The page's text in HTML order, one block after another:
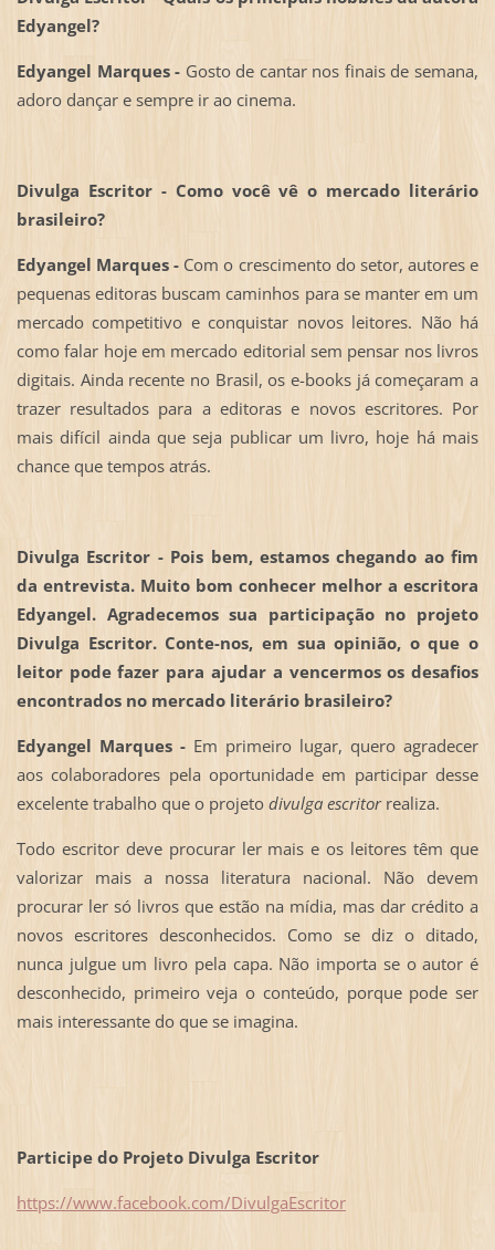
Edyangel?
Edyangel Marques - Gosto de cantar nos finais de semana,
adoro dançar e sempre ir ao cinema.
Divulga Escritor - Como você vê o mercado literário
brasileiro?
Edyangel Marques - Com o crescimento do setor, autores e
pequenas editoras buscam caminhos para se manter em um
mercado competitivo e conquistar novos leitores. Não há
como falar hoje em mercado editorial sem pensar nos livros
digitais. Ainda recente no Brasil, os e-books já começaram a
trazer resultados para a editoras e novos escritores. Por
mais difícil ainda que seja publicar um livro, hoje há mais
chance que tempos atrás.
Divulga Escritor - Pois bem, estamos chegando ao fim
da entrevista. Muito bom conhecer melhor a escritora
Edyangel. Agradecemos sua participação no projeto
Divulga Escritor. Conte-nos, em sua opinião, o que o
leitor pode fazer para ajudar a vencermos os desafios
encontrados no mercado literário brasileiro?
Edyangel Marques - Em primeiro lugar, quero agradecer
aos colaboradores pela oportunidade em participar desse
excelente trabalho que o projeto divulga escritorrealiza.
Todo escritor deve procurar ler mais e os leitores têm que
valorizar mais a nossa literatura nacional. Não devem
procurar ler só livros que estão na mídia, mas dar crédito a
novos escritores desconhecidos. Como se diz o ditado,
nunca julgue um livro pela capa. Não importa se o autor é
desconhecido, primeiro veja o conteúdo, porque pode ser
mais interessante do que se imagina.
Participe do Projeto Divulga Escritor
https://www.facebook.com/DivulgaEscritor